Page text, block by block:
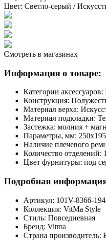
Цвет: Светло-серый /
Смотреть в магазинах
Информация о товаре:
Категории аксессуаров:
Конструкция:
Материал верха:
Материал подкладки:
Застежка: молния +
Параметры, мм:
Наличие плечевого
Количество отделений: 1
Цвет фурнитуры: под
Подробная
Артикул: 101V-8366-
Коллекция: VitMa Style
Стиль: Повседневная
Бренд: Vitma
Страна производитель: